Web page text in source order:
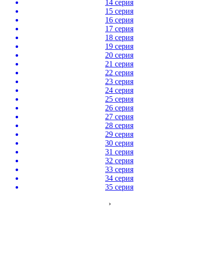
14 серия
15 серия
16 серия
17 серия
18 серия
19 серия
20 серия
21 серия
22 серия
23 серия
24 серия
25 серия
26 серия
27 серия
28 серия
29 серия
30 серия
31 серия
32 серия
33 серия
34 серия
35 серия
›